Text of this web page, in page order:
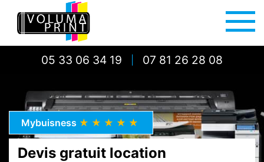
05 33 06 34 19 07 81 26 28 08
Mybuisness ★★★★★
Devis gratuit location